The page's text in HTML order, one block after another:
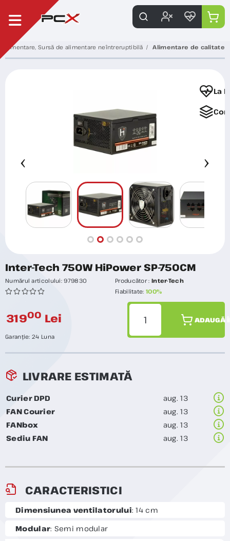
alimentare, Sursă de alimentare neîntreruptibilă Alimentare de calitate
La
Inter-Tech 750W HiPower SP-750CM
Numărul articolului:979830 Producător : Inter-Tech
Fiabilitate: 100%
31900 Lei
Garanție: 24 Luna
ADAUGĂ
LIVRARE ESTIMATĂ
Curier DPD
aug. 13
FAN Courier
aug. 13
FANbox
aug. 13
Sediu FAN
aug. 13
CARACTERISTICI
Dimensiunea ventilatorului: 14 cm
Modular: Semi modular